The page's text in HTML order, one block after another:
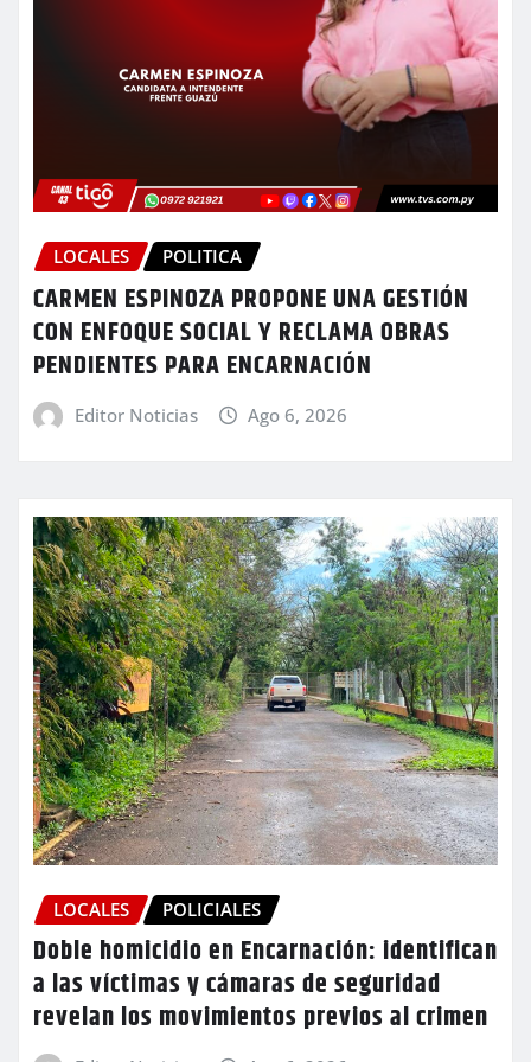
LOCALES POLITICA
CARMEN ESPINOZA PROPONE UNA GESTIÓN
CON ENFOQUE SOCIAL Y RECLAMA OBRAS
PENDIENTES PARA ENCARNACIÓN
Editor Noticias Ago 6, 2026
LOCALES POLICIALES
Doble homicidio en Encarnación: identifican
a las víctimas y cámaras de seguridad
revelan los movimientos previos al crimen